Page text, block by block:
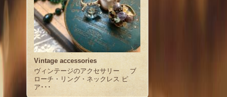
Vintage accessories
ヴィンテージのアクセサリー ブ
ローチ・リング・ネックレス ピ
ア･･･